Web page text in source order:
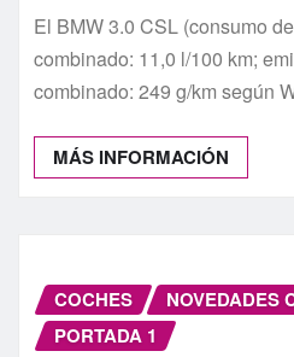
El BMW 3.0 CSL (consumo
combinado: 11,0 l/100 km;
combinado: 249 g/km según
MÁS INFORMACIÓN
COCHES
NOVEDADES
PORTADA 1